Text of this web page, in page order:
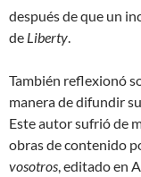
después de que un
de Liberty.
También reflexionó
manera de difundir
Este autor sufrió de
obras de contenido
vosotros, editado en